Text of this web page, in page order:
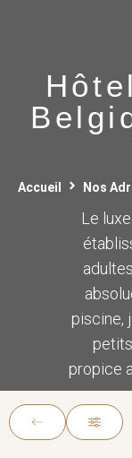
Accueil Nos
Le
piscine,
propice